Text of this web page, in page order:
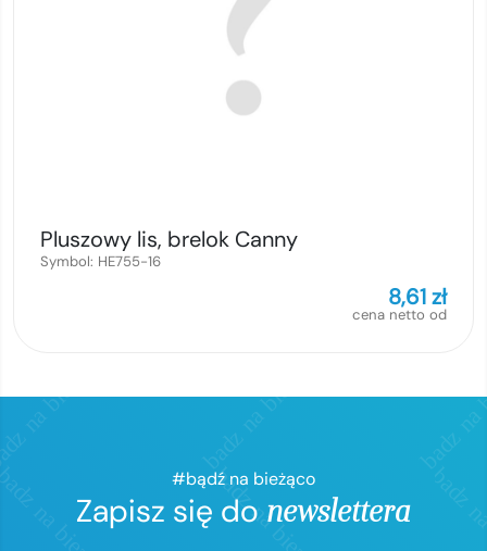
Pluszowy lis, brelok Canny
Symbol: HE755-16
8,61zł
cena netto od
#bądź na bieżąco
Zapisz się do newslettera